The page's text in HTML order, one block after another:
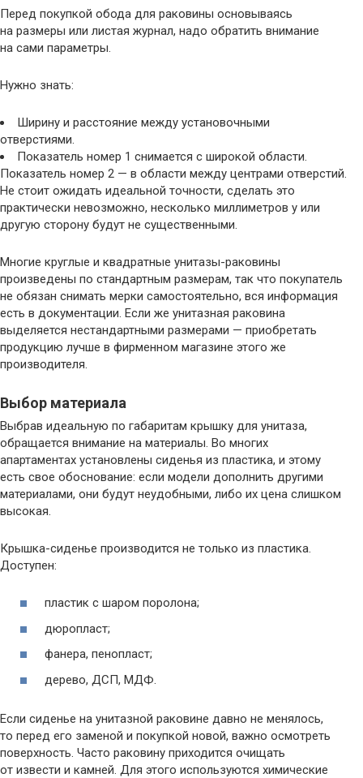
Перед покупкой обода для раковины основываясь
на размеры или листая журнал, надо обратить внимание
на сами параметры.
Нужно знать:
Ширину и расстояние между установочными
отверстиями.
Показатель номер 1 снимается с широкой области.
Показатель номер 2 — в области между центрами отверстий.
Не стоит ожидать идеальной точности, сделать это
практически невозможно, несколько миллиметров у или
другую сторону будут не существенными.
Многие круглые и квадратные унитазы-раковины
произведены по стандартным размерам, так что покупатель
не обязан снимать мерки самостоятельно, вся информация
есть в документации. Если же унитазная раковина
выделяется нестандартными размерами — приобретать
продукцию лучше в фирменном магазине этого же
производителя.
Выбор материала
Выбрав идеальную по габаритам крышку для унитаза,
обращается внимание на материалы. Во многих
апартаментах установлены сиденья из пластика, и этому
есть свое обоснование: если модели дополнить другими
материалами, они будут неудобными, либо их цена слишком
высокая.
Крышка-сиденье производится не только из пластика.
Доступен:
пластик с шаром поролона;
дюропласт;
фанера, пенопласт;
дерево, ДСП, МДФ.
Если сиденье на унитазной раковине давно не менялось,
то перед его заменой и покупкой новой, важно осмотреть
поверхность. Часто раковину приходится очищать
от извести и камней. Для этого используются химические